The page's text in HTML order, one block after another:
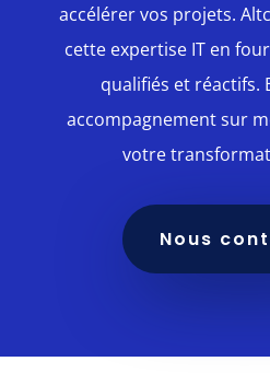
accélérer vos projets.
cette expertise IT en
qualifiés et réactifs.
accompagnement sur
votre
Nous